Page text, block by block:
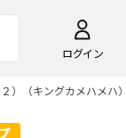
ログイン
）（キングカメハメハ）